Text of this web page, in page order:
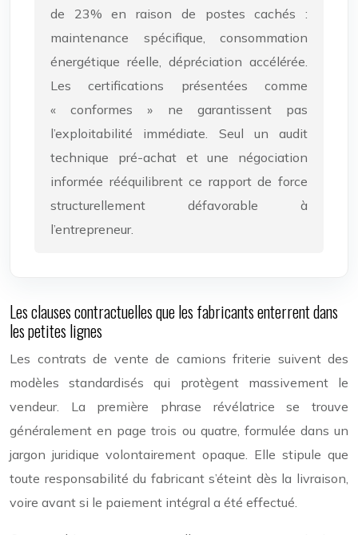
de 23% en raison de postes cachés :
maintenance spécifique, consommation
énergétique réelle, dépréciation accélérée.
Les certifications présentées comme
« conformes » ne garantissent pas
l’exploitabilité immédiate. Seul un audit
technique pré-achat et une négociation
informée rééquilibrent ce rapport de force
structurellement défavorable à
l’entrepreneur.
Les clauses contractuelles que les fabricants enterrent dans
les petites lignes
Les contrats de vente de camions friterie suivent des
modèles standardisés qui protègent massivement le
vendeur. La première phrase révélatrice se trouve
généralement en page trois ou quatre, formulée dans un
jargon juridique volontairement opaque. Elle stipule que
toute responsabilité du fabricant s’éteint dès la livraison,
voire avant si le paiement intégral a été effectué.